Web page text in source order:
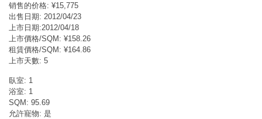
销售的价格: ¥15,775
出售日期: 2012/04/23
上市日期:2012/04/18
上市價格/SQM: ¥158.26
租賃價格/SQM: ¥164.86
上市天數: 5
臥室: 1
浴室: 1
SQM: 95.69
允許寵物: 是